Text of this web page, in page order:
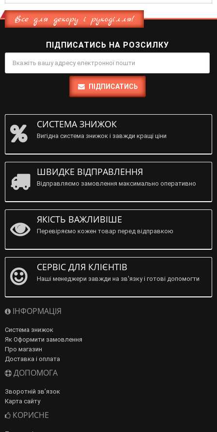
Все для декору і рукоділля!
ПІДПИСАТИСЬ НА РОЗСИЛКУ
ПІДПИСАТИСЬ
СИСТЕМА ЗНИЖОК
Вигідна система знижок і завжди кращі ціни
ШВИДКЕ ВІДПРАВЛЕННЯ
Відправляємо замовлення максимально оперативно
ЯКІСТЬ ВАЖЛИВІШЕ
Перевіряємо кожен товар перед відправкою
СЕРВІС ДЛЯ КЛІЄНТІВ
Наші менеджери завжди на зв'язку і готові допомогти
ІНФОРМАЦІЯ
Система знижок
Як Оформити замовлення
Про магазин
Доставка і оплата
ДОПОМОГА
Зворотній зв’язок
Карта сайту
КОРИСНЕ